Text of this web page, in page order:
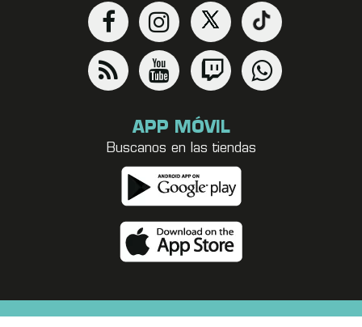
APP MÓVIL
Buscanos en las tiendas